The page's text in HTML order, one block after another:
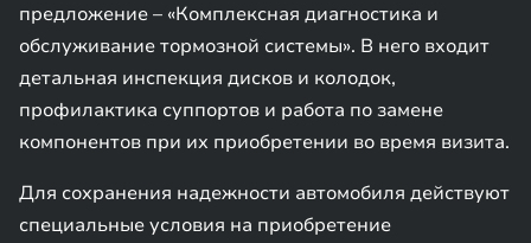
предложение – «Комплексная диагностика и
обслуживание тормозной системы». В него входит
детальная инспекция дисков и колодок,
профилактика суппортов и работа по замене
компонентов при их приобретении во время визита.
Для сохранения надежности автомобиля действуют
специальные условия на приобретение